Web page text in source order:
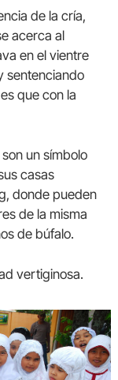
de la cría,
acerca al
en el vientre
sentenciando
que con la
un símbolo
casas
donde pueden
de la misma
de búfalo.
vertiginosa.